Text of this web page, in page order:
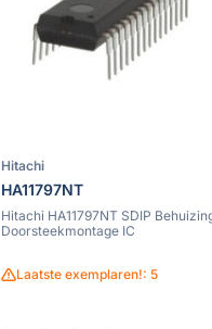
Hitachi
HA11797NT
Hitachi HA11797NT SDIP
Doorsteekmontage IC
Laatste exemplaren!: 5